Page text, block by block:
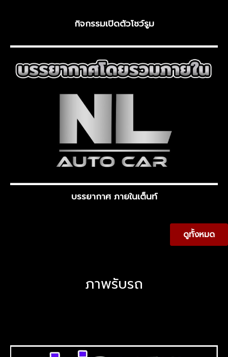
กิจกรรมเปิดตัวโชว์รูม
บรรยากาศ ภายในเต็นท์
ดูทั้งหมด
ภาพรับรถ